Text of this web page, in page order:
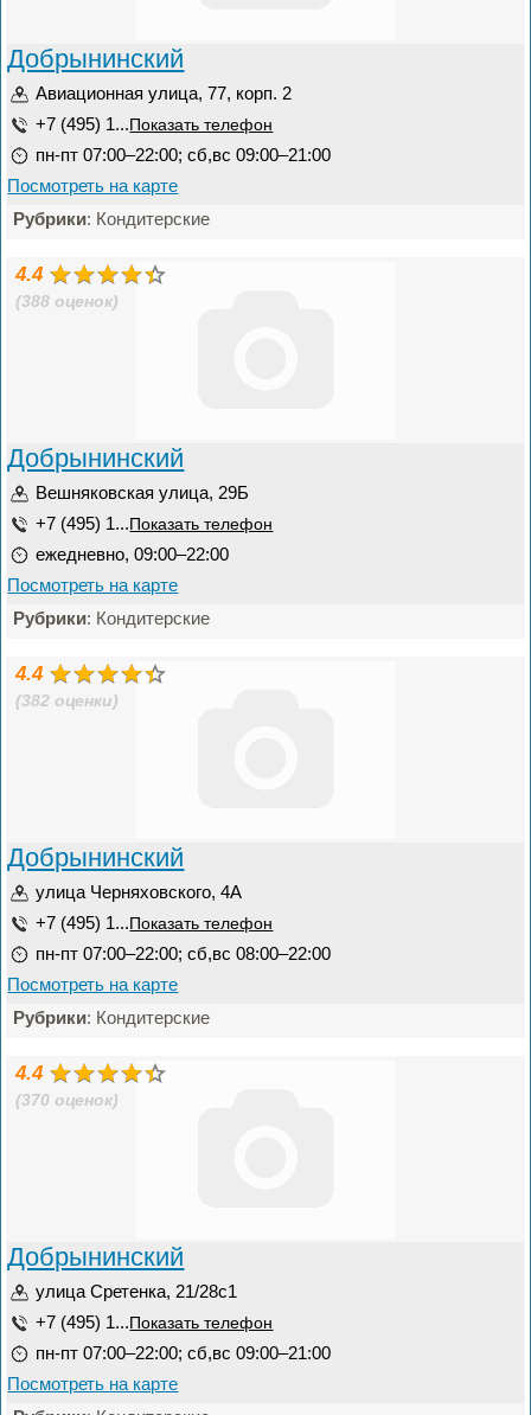
Добрынинский
Авиационная улица, 77, корп. 2
+7 (495) 1... Показать телефон
пн-пт 07:00–22:00; сб,вс 09:00–21:00
Посмотреть на карте
Рубрики: Кондитерские
4.4
(388 оценок)
Добрынинский
Вешняковская улица, 29Б
+7 (495) 1... Показать телефон
ежедневно, 09:00–22:00
Посмотреть на карте
Рубрики: Кондитерские
4.4
(382 оценки)
Добрынинский
улица Черняховского, 4А
+7 (495) 1... Показать телефон
пн-пт 07:00–22:00; сб,вс 08:00–22:00
Посмотреть на карте
Рубрики: Кондитерские
4.4
(370 оценок)
Добрынинский
улица Сретенка, 21/28с1
+7 (495) 1... Показать телефон
пн-пт 07:00–22:00; сб,вс 09:00–21:00
Посмотреть на карте